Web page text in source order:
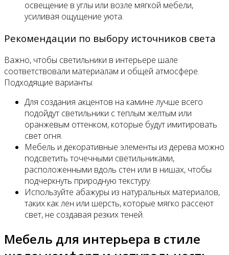
освещение в углы или возле мягкой мебели,
усиливая ощущение уюта.
Рекомендации по выбору источников света
Важно, чтобы светильники в интерьере шале
соответствовали материалам и общей атмосфере.
Подходящие варианты:
Для создания акцентов на камине лучше всего
подойдут светильники с теплым желтым или
оранжевым оттенком, которые будут имитировать
свет огня.
Мебель и декоративные элементы из дерева можно
подсветить точечными светильниками,
расположенными вдоль стен или в нишах, чтобы
подчеркнуть природную текстуру.
Используйте абажуры из натуральных материалов,
таких как лен или шерсть, которые мягко рассеют
свет, не создавая резких теней.
Мебель для интерьера в стиле